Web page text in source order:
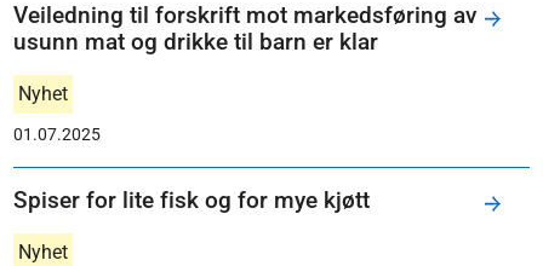
Veiledning til forskrift mot markedsføring av
usunn mat og drikke til barn er klar
Nyhet
01.07.2025
Spiser for lite fisk og for mye kjøtt
Nyhet